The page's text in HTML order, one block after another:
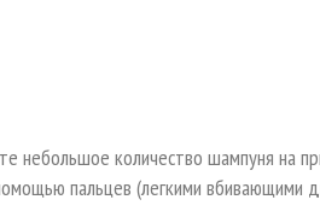
небольшое количество шампуня на
пальцев (легкими вбивающими